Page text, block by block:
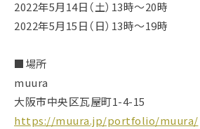
2022年5月14日（土）13時～20時
2022年5月15日（日）13時～19時
■場所
muura
大阪市中央区瓦屋町1-4-15
https://muura.jp/portfolio/muura/